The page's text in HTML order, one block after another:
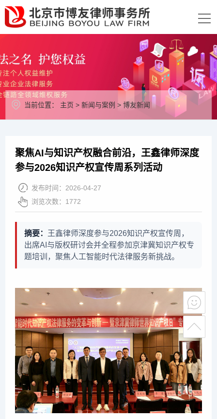
当前位置： 主页 >新闻与案例 >博友新闻
聚焦AI与知识产权融合前沿，王鑫律师深度
参与2026知识产权宣传周系列活动
发布时间：2026-04-27
浏览次数： 1772
摘要：
王鑫律师深度参与2026知识产权宣传周，
出席AI与版权研讨会并全程参加京津冀知识产权专
题培训，聚焦人工智能时代法律服务新挑战。